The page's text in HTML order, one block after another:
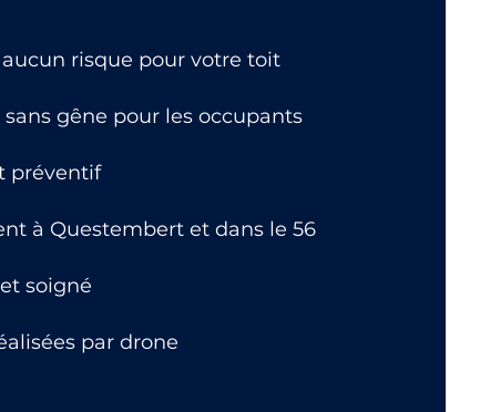
risque pour votre toit
gêne pour les occupants
préventif
à Questembert et dans le 56
soigné
par drone